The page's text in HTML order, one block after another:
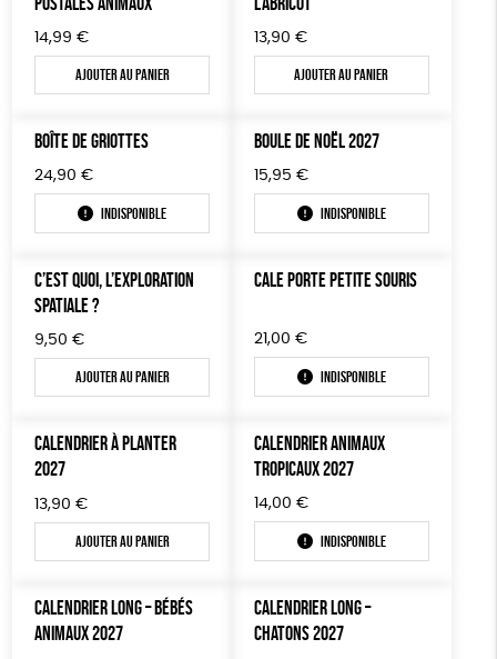
ÉPICERIE
LIVRES & BD
TOUT
Agriculture Biologique Vegan Biodégradable
Cosme Bio EU Ecolabel
14,99 €
Ajouter au panier
13,90 €
Ajouter au panier
BOÎTE DE GRIOTTES
24,90 €
Indisponible
BOULE DE NOËL 2027
15,95 €
Indisponible
C’EST QUOI, L’EXPLORATION
SPATIALE ?
9,50 €
Ajouter au panier
CALE PORTE PETITE SOURIS
21,00 €
Indisponible
CALENDRIER À PLANTER
2027
13,90 €
Ajouter au panier
CALENDRIER ANIMAUX
TROPICAUX 2027
14,00 €
Indisponible
CALENDRIER LONG – BÉBÉS
ANIMAUX 2027
CALENDRIER LONG –
CHATONS 2027